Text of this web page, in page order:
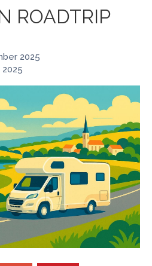
ROADTRIP
2025
2025